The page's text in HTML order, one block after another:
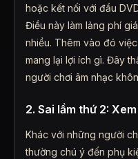
hoặc kết nối với đầu
Điều này làm lảng phí
nhiều. Thêm vào đó
mang lại lợi ích gì. Đây
người chơi âm nhạc
2. Sai lầm thứ 2:
Khác với những người
thường chú ý đến phụ